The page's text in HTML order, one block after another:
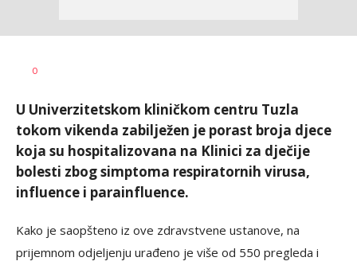
AUTOR
0
U Univerzitetskom kliničkom centru Tuzla
tokom vikenda zabilježen je porast broja djece
koja su hospitalizovana na Klinici za dječije
bolesti zbog simptoma respiratornih virusa,
influence i parainfluence.
Kako je saopšteno iz ove zdravstvene ustanove, na
prijemnom odjeljenju urađeno je više od 550 pregleda i